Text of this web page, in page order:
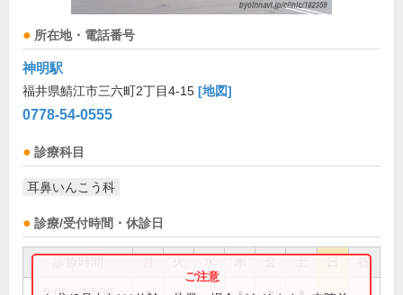
所在地・電話番号
神明駅
福井県鯖江市三六町2丁目4-15 [地図]
0778-54-0555
診療科目
耳鼻いんこう科
診療/受付時間・休診日
祝